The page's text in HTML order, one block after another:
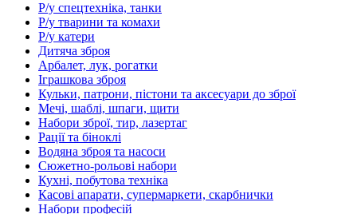
Р/у спецтехніка, танки
Р/у тварини та комахи
Р/у катери
Дитяча зброя
Арбалет, лук, рогатки
Іграшкова зброя
Кульки, патрони, пістони та аксесуари до зброї
Мечі, шаблі, шпаги, щити
Набори зброї, тир, лазертаг
Рації та біноклі
Водяна зброя та насоси
Сюжетно-рольові набори
Кухні, побутова техніка
Касові апарати, супермаркети, скарбнички
Набори професій